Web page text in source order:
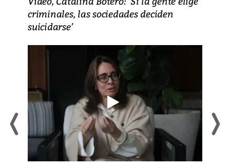
criminales, las sociedades deciden
suicidarse’